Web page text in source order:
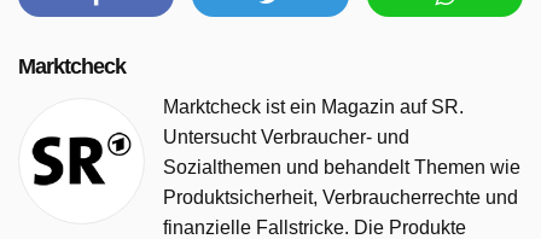
Beilagen. Der Fernwärme ausgeliefert Als Alternative zur
Aber diese Heizmethode hat ein großes Problem: Die
Anbieter sind örtliche Monopolisten. Die Kunden können
nicht wechseln. Und das schlägt sich in den Preisen
nieder. Die sind so hoch, dass bereits Sammelklagen
gegen mehrere Anbieter laufen. Die Politik setzt trotzdem
auf die Fernwärme. Bis zum Sommer müssen die
Marktcheck
Marktcheck ist ein Magazin auf SR.
Untersucht Verbraucher- und
Sozialthemen und behandelt Themen wie
Produktsicherheit, Verbraucherrechte und
finanzielle Fallstricke. Die Produkte